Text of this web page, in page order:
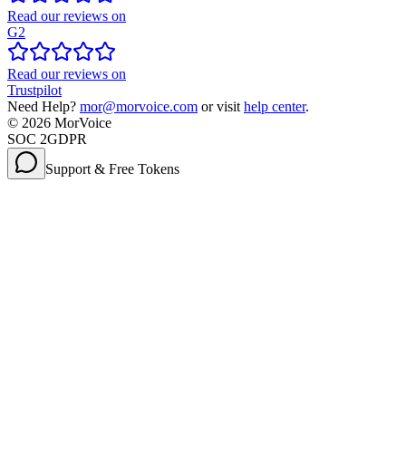
Read our reviews on
G2
Read our reviews on
Trustpilot
Need Help? mor@morvoice.com or visit help center.
© 2026 MorVoice
SOC 2GDPR
Support & Free Tokens